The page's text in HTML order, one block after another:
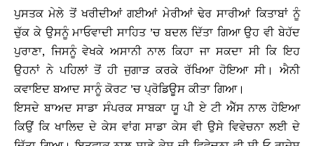
ਪੁਸਤਕ ਮੇਲੇ ਤੋਂ ਖਰੀਦੀਆਂ ਗਈਆਂ ਮੇਰੀਆਂ ਢੇਰ ਸਾਰੀਆਂ ਕਿਤਾਬਾਂ ਨੂੰ
ਚੁੱਕ ਕੇ ਉਸਨੂੰ ਮਾਓਵਾਦੀ ਸਾਹਿਤ ’ਚ ਬਦਲ ਦਿੱਤਾ ਗਿਆ ਉਹ ਵੀ ਬੇਹੱਦ
ਪੁਰਾਣਾ, ਜਿਸਨੂੰ ਵੇਖਕੇ ਅਸਾਨੀ ਨਾਲ ਕਿਹਾ ਜਾ ਸਕਦਾ ਸੀ ਕਿ ਇਹ
ਉਹਨਾਂ ਨੇ ਪਹਿਲਾਂ ਤੋਂ ਹੀ ਜੁਗਾੜ ਕਰਕੇ ਰੱਖਿਆ ਹੋਇਆ ਸੀ। ਐਨੀ
ਕਵਾਇਦ ਬਆਦ ਸਾਨੂੰ ਕੋਰਟ ’ਚ ਪ੍ਰੋਡਿਊਸ ਕੀਤਾ ਗਿਆ।
ਇਸਦੇ ਬਾਅਦ ਸਾਡਾ ਸੰਪਰਕ ਸਾਬਕਾ ਯੂ ਪੀ ਏ ਟੀ ਐੱਸ ਨਾਲ ਹੋਇਆ
ਕਿਉਂ ਕਿ ਖਾਲਿਦ ਦੇ ਕੇਸ ਵਾਂਗ ਸਾਡਾ ਕੇਸ ਵੀ ਉਸੇ ਵਿਵੇਚਨਾ ਲਈ ਦੇ